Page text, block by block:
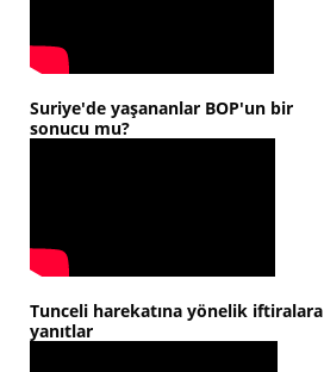
Suriye'de yaşananlar BOP'un bir
sonucu mu?
Tunceli harekatına yönelik iftiralara
yanıtlar